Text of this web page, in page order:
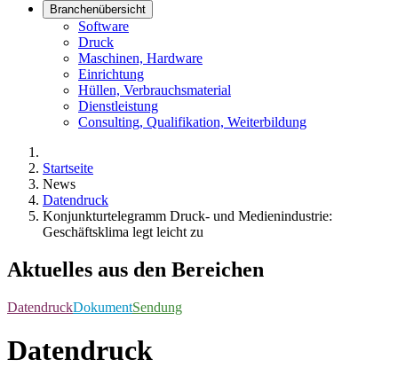
Branchenübersicht
Software
Druck
Maschinen, Hardware
Einrichtung
Hüllen, Verbrauchsmaterial
Dienstleistung
Consulting, Qualifikation, Weiterbildung
Startseite
News
Datendruck
Konjunkturtelegramm Druck- und Medienindustrie:
Geschäftsklima legt leicht zu
Aktuelles aus den Bereichen
DatendruckDokumentSendung
Datendruck